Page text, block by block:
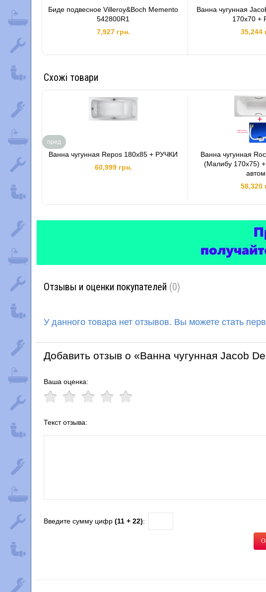
Биде подвесное Villeroy&Boch Memento
542800R1
7,927 грн.
Ванна чугунная
170х70 +
35,244
Схожі товари
Ванна чугунная Repos 180x85 + РУЧКИ
60,999 грн.
Ванна чугунная
(Малибу 170x75)
58,320
пред
Отзывы и оценки покупателей (0)
У данного товара нет отзывов. Вы можете стать
Добавить отзыв о «Ванна чугунная Jacob
Ваша оценка:
Текст отзыва:
Введите сумму цифр (11 + 22):